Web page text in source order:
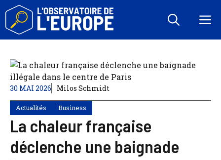
Aller
contenu
30 MAI 2026 Milos Schmidt
Actualités Business
La chaleur française
déclenche une baignade